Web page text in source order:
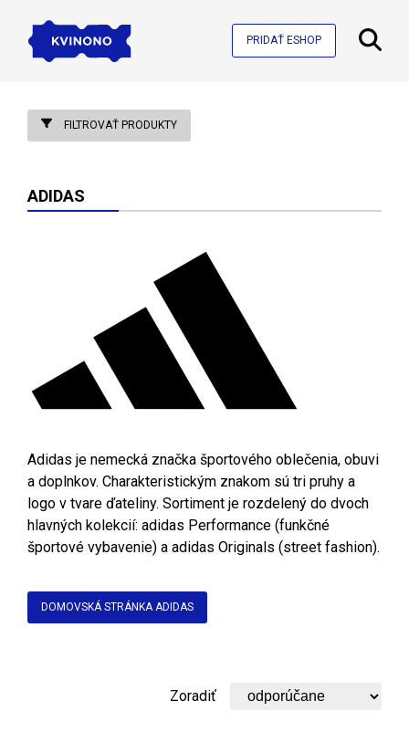
PRIDAŤ ESHOP
FILTROVAŤ PRODUKTY
ADIDAS
Adidas je nemecká značka športového oblečenia, obuvi
a doplnkov. Charakteristickým znakom sú tri pruhy a
logo v tvare ďateliny. Sortiment je rozdelený do dvoch
hlavných kolekcií: adidas Performance (funkčné
športové vybavenie) a adidas Originals (street fashion).
DOMOVSKÁ STRÁNKA ADIDAS
Zoradiť